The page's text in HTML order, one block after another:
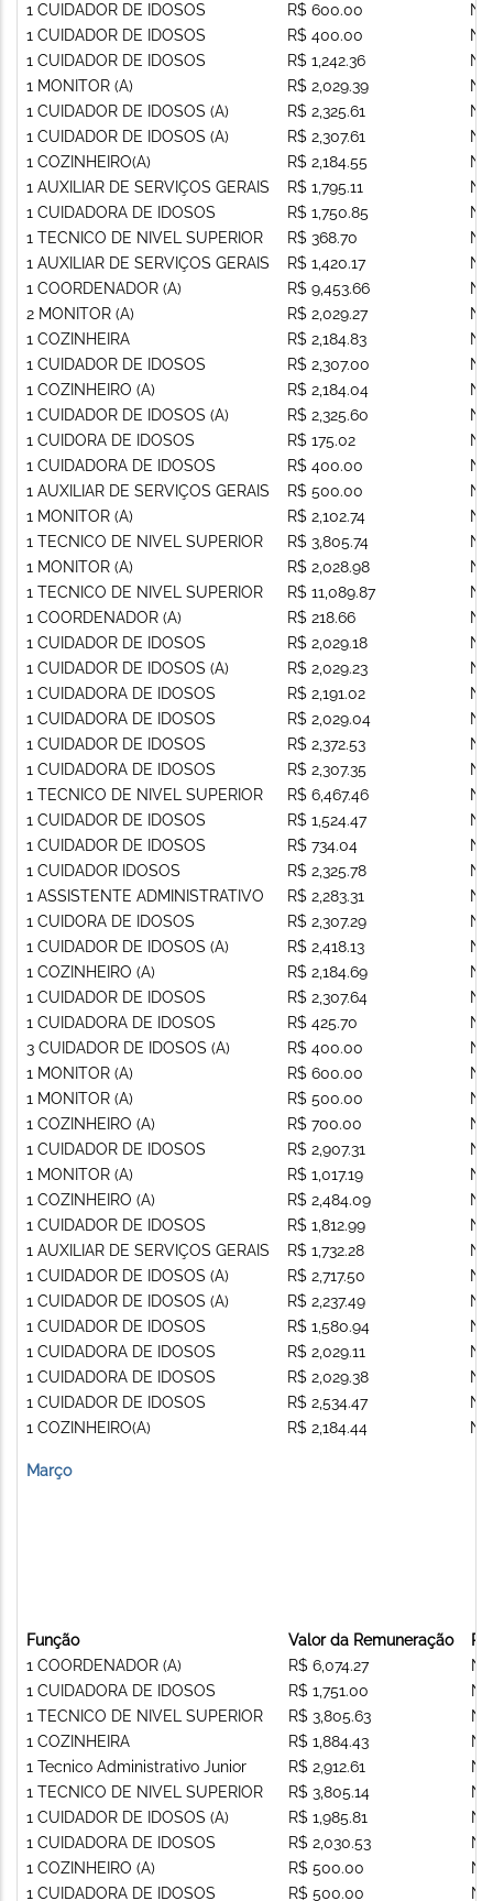
1 CUIDADOR DE IDOSOS
1 CUIDADOR DE IDOSOS
1 CUIDADOR DE IDOSOS
1 MONITOR (A)
1 CUIDADOR DE IDOSOS (A)
1 CUIDADOR DE IDOSOS (A)
1 COZINHEIRO(A)
1 AUXILIAR DE SERVIÇOS GERAIS
1 CUIDADORA DE IDOSOS
1 TECNICO DE NIVEL SUPERIOR
1 AUXILIAR DE SERVIÇOS GERAIS
1 COORDENADOR (A)
2 MONITOR (A)
1 COZINHEIRA
1 CUIDADOR DE IDOSOS
1 COZINHEIRO (A)
1 CUIDADOR DE IDOSOS (A)
1 CUIDORA DE IDOSOS
1 CUIDADORA DE IDOSOS
1 AUXILIAR DE SERVIÇOS GERAIS
1 MONITOR (A)
1 TECNICO DE NIVEL SUPERIOR
1 MONITOR (A)
1 TECNICO DE NIVEL SUPERIOR
1 COORDENADOR (A)
1 CUIDADOR DE IDOSOS
1 CUIDADOR DE IDOSOS (A)
1 CUIDADORA DE IDOSOS
1 CUIDADORA DE IDOSOS
1 CUIDADOR DE IDOSOS
1 CUIDADORA DE IDOSOS
1 TECNICO DE NIVEL SUPERIOR
1 CUIDADOR DE IDOSOS
1 CUIDADOR DE IDOSOS
1 CUIDADOR IDOSOS
1 ASSISTENTE ADMINISTRATIVO
1 CUIDORA DE IDOSOS
1 CUIDADOR DE IDOSOS (A)
1 COZINHEIRO (A)
1 CUIDADOR DE IDOSOS
1 CUIDADORA DE IDOSOS
3 CUIDADOR DE IDOSOS (A)
1 MONITOR (A)
1 MONITOR (A)
1 COZINHEIRO (A)
1 CUIDADOR DE IDOSOS
1 MONITOR (A)
1 COZINHEIRO (A)
1 CUIDADOR DE IDOSOS
1 AUXILIAR DE SERVIÇOS GERAIS
1 CUIDADOR DE IDOSOS (A)
1 CUIDADOR DE IDOSOS (A)
1 CUIDADOR DE IDOSOS
1 CUIDADORA DE IDOSOS
1 CUIDADORA DE IDOSOS
1 CUIDADOR DE IDOSOS
1 COZINHEIRO(A)
R$ 600.00
R$ 400.00
R$ 1,242.36
R$ 2,029.39
R$ 2,325.61
R$ 2,307.61
R$ 2,184.55
R$ 1,795.11
R$ 1,750.85
R$ 368.70
R$ 1,420.17
R$ 9,453.66
R$ 2,029.27
R$ 2,184.83
R$ 2,307.00
R$ 2,184.04
R$ 2,325.60
R$ 175.02
R$ 400.00
R$ 500.00
R$ 2,102.74
R$ 3,805.74
R$ 2,028.98
R$ 11,089.87
R$ 218.66
R$ 2,029.18
R$ 2,029.23
R$ 2,191.02
R$ 2,029.04
R$ 2,372.53
R$ 2,307.35
R$ 6,467.46
R$ 1,524.47
R$ 734.04
R$ 2,325.78
R$ 2,283.31
R$ 2,307.29
R$ 2,418.13
R$ 2,184.69
R$ 2,307.64
R$ 425.70
R$ 400.00
R$ 600.00
R$ 500.00
R$ 700.00
R$ 2,907.31
R$ 1,017.19
R$ 2,484.09
R$ 1,812.99
R$ 1,732.28
R$ 2,717.50
R$ 2,237.49
R$ 1,580.94
R$ 2,029.11
R$ 2,029.38
R$ 2,534.47
R$ 2,184.44
Março
Função
1 COORDENADOR (A)
1 CUIDADORA DE IDOSOS
1 TECNICO DE NIVEL SUPERIOR
1 COZINHEIRA
1 Tecnico Administrativo Junior
1 TECNICO DE NIVEL SUPERIOR
1 CUIDADOR DE IDOSOS (A)
1 CUIDADORA DE IDOSOS
1 COZINHEIRO (A)
1 CUIDADORA DE IDOSOS
Valor da Remuneração
R$ 6,074.27
R$ 1,751.00
R$ 3,805.63
R$ 1,884.43
R$ 2,912.61
R$ 3,805.14
R$ 1,985.81
R$ 2,030.53
R$ 500.00
R$ 500.00